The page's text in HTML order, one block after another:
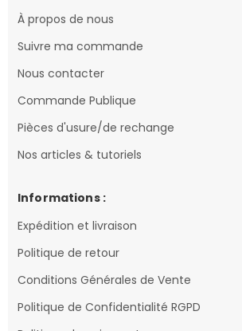
À propos de nous
Suivre ma commande
Nous contacter
Commande Publique
Pièces d'usure/de rechange
Nos articles & tutoriels
Informations :
Expédition et livraison
Politique de retour
Conditions Générales de Vente
Politique de Confidentialité RGPD